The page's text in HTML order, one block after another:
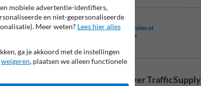
Betaling achteraf
is mogelijk
Over TrafficSupply
mobiele advertentie-identifiers,
en niet-gepersonaliseerde
Meer weten? Lees hier alles
ga je akkoord met de instellingen
weigeren, plaatsen we alleen functionele